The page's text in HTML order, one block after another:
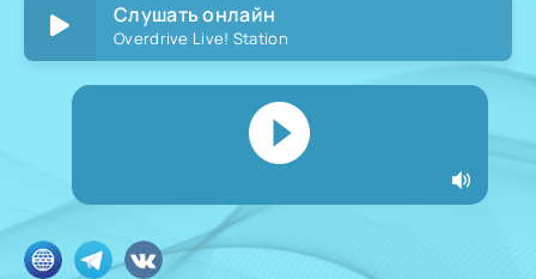
Слушать онлайн
Overdrive Live! Station